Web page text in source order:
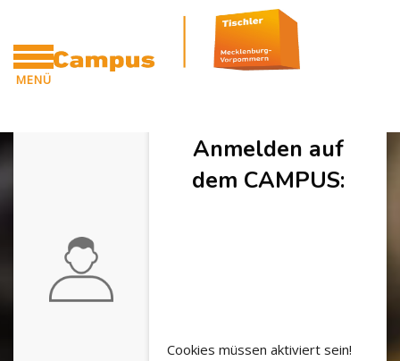
MENÜ
Zum Hauptinhalt
Anmelden auf
dem CAMPUS:
Cookies müssen aktiviert sein!